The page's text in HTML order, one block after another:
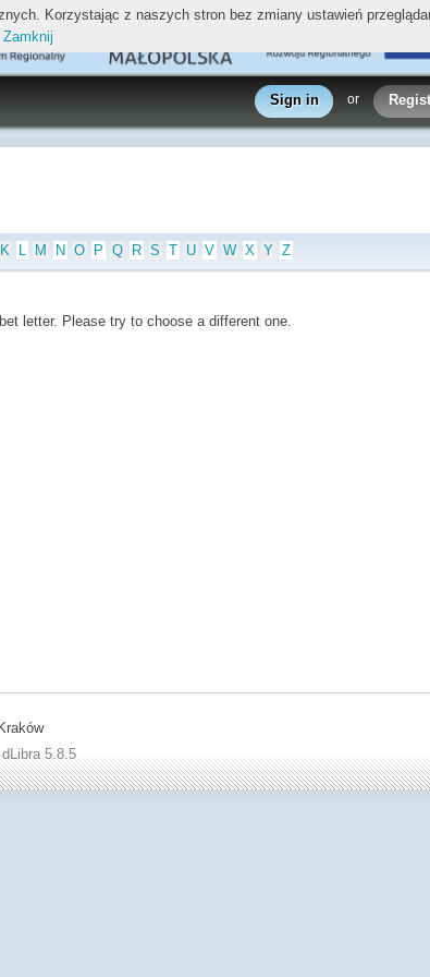
Sign in or
K L M N O P Q R S T U V W X Y Z
letter. Please try to choose a different one.
dLibra 5.8.5
Korzystając z naszych stron bez zmiany ustawień
Zamknij